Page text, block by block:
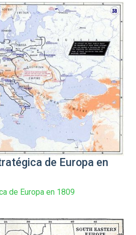
de Europa en
de Europa en 1809